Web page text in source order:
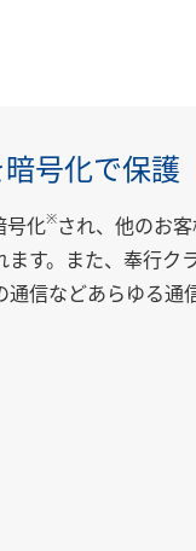
号化で保護
号化※され、他のお
ます。また、奉行ク
通信などあらゆる通